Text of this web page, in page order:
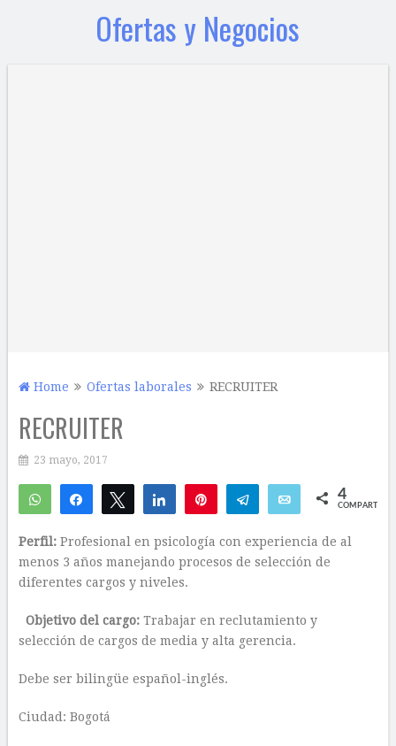
Ofertas y Negocios
Home Ofertas laborales RECRUITER
RECRUITER
23 mayo, 2017
WhatsAppCompartirTwittear Compartir Telegram Email 4
COMPARTIR
Perfil: Profesional en psicología con experiencia de al
menos 3 años manejando procesos de selección de
diferentes cargos y niveles.
Objetivo del cargo:Trabajar en reclutamiento y
selección de cargos de media y alta gerencia.
Debe ser bilingüe español-inglés.
Ciudad: Bogotá